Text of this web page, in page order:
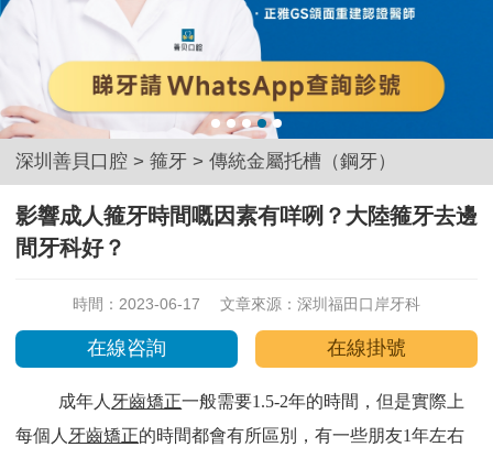
深圳善貝口腔 > 箍牙 > 傳統金屬托槽（鋼牙）
影響成人箍牙時間嘅因素有咩咧？大陸箍牙去邊
間牙科好？
時間：2023-06-17 文章來源： 深圳福田口岸牙科
在線咨詢 在線掛號
成年人 牙齒矯正一般需要1.5-2年的時間，但是實際上
每個人 牙齒矯正的時間都會有所區別，有一些朋友1年左右